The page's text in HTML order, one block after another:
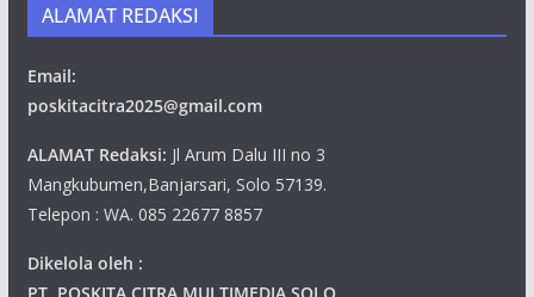
ALAMAT REDAKSI
Email:
poskitacitra2025@gmail.com
ALAMAT Redaksi: Jl Arum Dalu III no 3
Mangkubumen,Banjarsari, Solo 57139.
Telepon : WA. 085 22677 8857
Dikelola oleh :